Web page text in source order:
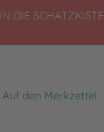
IN DIE SCHATZKISTE
Auf den Merkzettel